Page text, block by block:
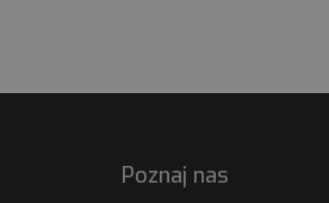
Poznaj nas